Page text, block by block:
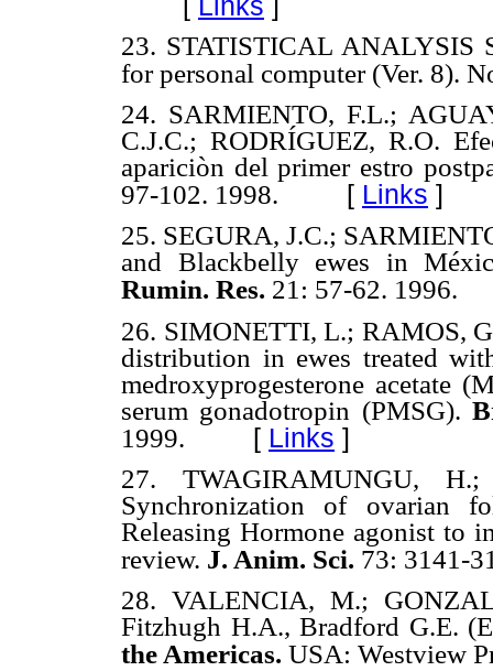
23. STATISTICAL ANALYSIS
for personal computer (Ver. 8).
24. SARMIENTO, F.L.;
C.J.C.; RODRÍGUEZ, R.O.
apariciòn del primer estro
97-102. 1998.
[ Links ]
25. SEGURA, J.C.;
and Blackbelly ewes in
Rumin. Res. 21: 57-62. 1996.
26. SIMONETTI, L.; RAMOS,
distribution in ewes treated
medroxyprogesterone acetate
serum gonadotropin (PMSG).
1999.
[ Links ]
27.TWAGIRAMUNGU,
Synchronization of ovarian
Releasing Hormone agonist to
review. J. Anim. Sci. 73: 3141-
28. VALENCIA, M.;
Fitzhugh H.A., Bradford G.E.
the Americas. USA: Westview